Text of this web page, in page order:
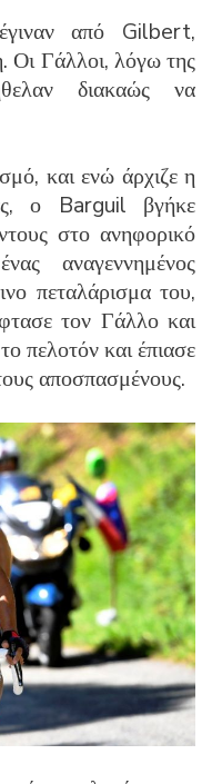
από Gilbert,
Οι Γάλλοι, λόγω της
διακαώς να
και ενώ άρχιζε η
ο Barguil βγήκε
στο ανηφορικό
αναγεννημένος
πεταλάρισμα του,
τον Γάλλο και
πελοτόν και έπιασε
αποσπασμένους.